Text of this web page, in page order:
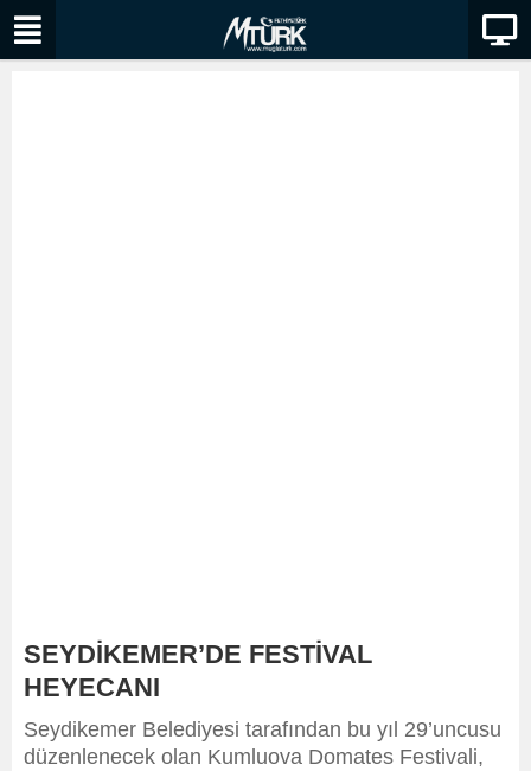
SEYDİKEMER’DE FESTİVAL
HEYECANI
Seydikemer Belediyesi tarafından bu yıl 29’uncusu
düzenlenecek olan Kumluova Domates Festivali,